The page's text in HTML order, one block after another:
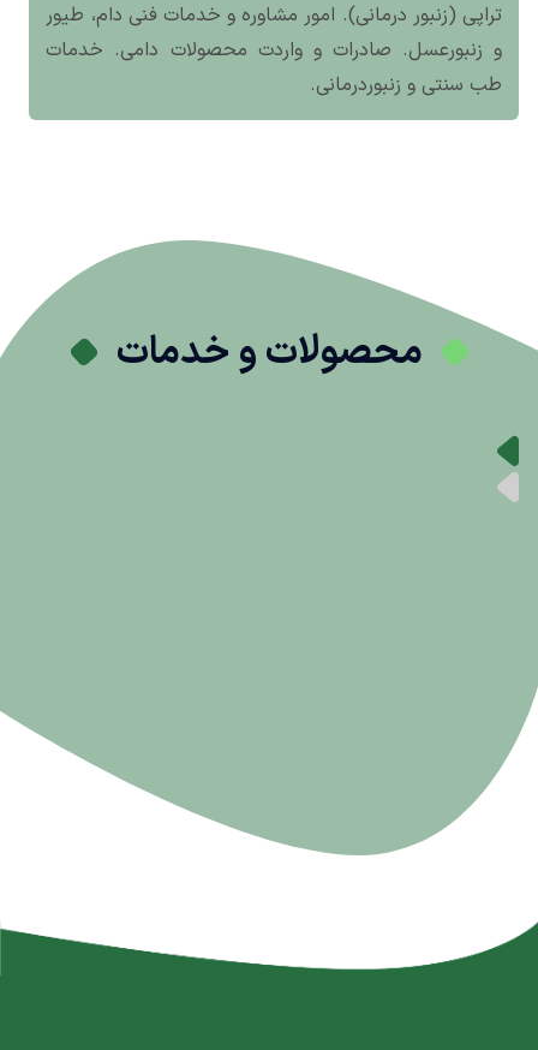
تراپی (زنبور درمانی). امور مشاوره و خدمات فنی دام، طیور
و زنبورعسل. صادرات و واردت محصولات دامی. خدمات
طب سنتی و زنبوردرمانی.
محصولات و خدمات